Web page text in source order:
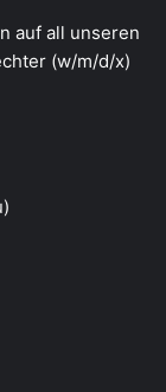
auf all unseren
(w/m/d/x)